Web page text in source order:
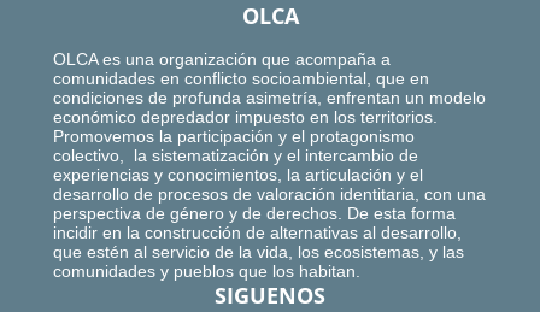
OLCA
OLCA es una organización que acompaña a
comunidades en conflicto socioambiental, que en
condiciones de profunda asimetría, enfrentan un modelo
económico depredador impuesto en los territorios.
Promovemos la participación y el protagonismo
colectivo, la sistematización y el intercambio de
experiencias y conocimientos, la articulación y el
desarrollo de procesos de valoración identitaria, con una
perspectiva de género y de derechos. De esta forma
incidir en la construcción de alternativas al desarrollo,
que estén al servicio de la vida, los ecosistemas, y las
comunidades y pueblos que los habitan.
SIGUENOS